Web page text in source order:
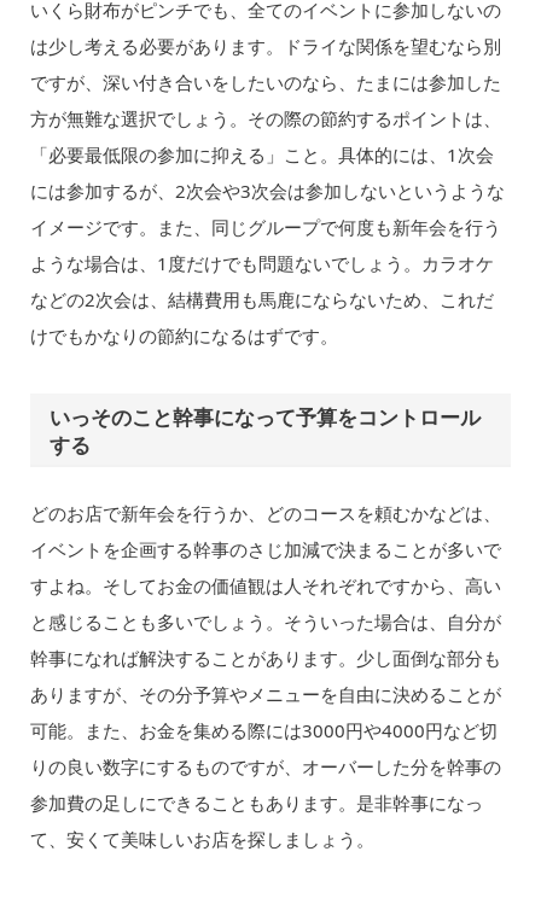
いくら財布がピンチでも、全てのイベントに参加しないの
は少し考える必要があります。ドライな関係を望むなら別
ですが、深い付き合いをしたいのなら、たまには参加した
方が無難な選択でしょう。その際の節約するポイントは、
「必要最低限の参加に抑える」こと。具体的には、1次会
には参加するが、2次会や3次会は参加しないというような
イメージです。また、同じグループで何度も新年会を行う
ような場合は、1度だけでも問題ないでしょう。カラオケ
などの2次会は、結構費用も馬鹿にならないため、これだ
けでもかなりの節約になるはずです。
いっそのこと幹事になって予算をコントロール
する
どのお店で新年会を行うか、どのコースを頼むかなどは、
イベントを企画する幹事のさじ加減で決まることが多いで
すよね。そしてお金の価値観は人それぞれですから、高い
と感じることも多いでしょう。そういった場合は、自分が
幹事になれば解決することがあります。少し面倒な部分も
ありますが、その分予算やメニューを自由に決めることが
可能。また、お金を集める際には3000円や4000円など切
りの良い数字にするものですが、オーバーした分を幹事の
参加費の足しにできることもあります。是非幹事になっ
て、安くて美味しいお店を探しましょう。